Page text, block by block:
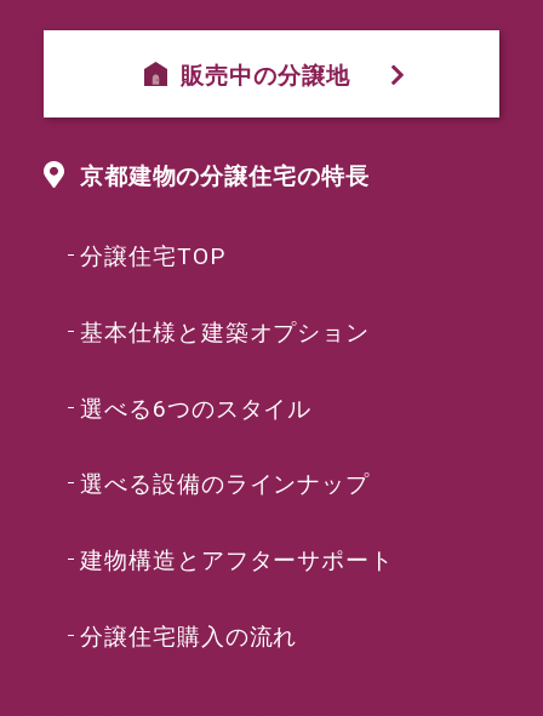
販売中の分譲地
京都建物の分譲住宅の特長
分譲住宅TOP
基本仕様と建築オプション
選べる6つのスタイル
選べる設備のラインナップ
建物構造とアフターサポート
分譲住宅購入の流れ